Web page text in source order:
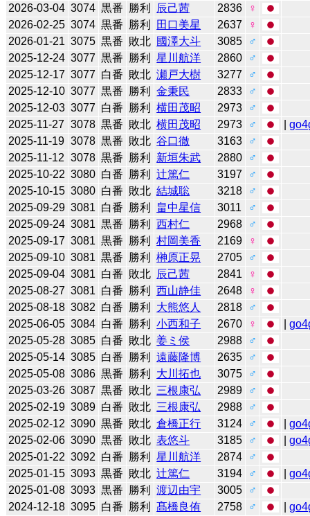
2026-03-04 3074 黒番 勝利 辰己茜 2836
♀
2026-02-25 3074 黒番 勝利 田口美星 2637
♀
2026-01-21 3075 黒番 敗北 國澤大斗 3085
♂
2025-12-24 3077 黒番 勝利 星川航洋 2860
♂
2025-12-17 3077 白番 敗北 瀬戸大樹 3277
♂
2025-12-10 3077 黒番 勝利 金秉民 2833
♂
2025-12-03 3077 白番 勝利 横田茂昭 2973
♂
2025-11-27 3078 黒番 敗北 横田茂昭 2973 ♂ |
2025-11-19 3078 黒番 敗北 谷口徹 3163
♂
2025-11-12 3078 黒番 勝利 新垣朱武 2880
♂
2025-10-22 3080 白番 勝利 辻󠄀篤仁 3197
♂
2025-10-15 3080 白番 敗北 結城聡 3218
♂
2025-09-29 3081 白番 勝利 畠中星信 3011
♂
2025-09-24 3081 黒番 勝利 西村仁 2968
♂
2025-09-17 3081 黒番 勝利 村岡美香 2169
♀
2025-09-10 3081 黒番 勝利 榊原正晃 2705
♂
2025-09-04 3081 白番 敗北 辰己茜 2841
♀
2025-08-27 3081 白番 勝利 西山静佳 2648
♀
2025-08-18 3082 白番 勝利 大熊悠人 2818
♂
2025-06-05 3084 白番 勝利 小西和子 2670 ♀ |
2025-05-28 3085 白番 敗北 姜ミ侯 2988
♂
2025-05-14 3085 白番 勝利 遠藤隆博 2635
♂
2025-05-08 3086 黒番 勝利 大川拓也 3075
♂
2025-03-26 3087 黒番 敗北 三根康弘 2989
♂
2025-02-19 3089 白番 敗北 三根康弘 2988
♂
2025-02-12 3090 黒番 敗北 倉橋正行 3124 ♂ |
2025-02-06 3090 黒番 敗北 表悠斗 3185 ♂ |
2025-01-22 3092 白番 勝利 星川航洋 2874
♂
2025-01-15 3093 黒番 敗北 辻󠄀篤仁 3194 ♂ |
2025-01-08 3093 黒番 勝利 渡辺由宇 3005
♂
2024-12-18 3095 白番 勝利 髙橋良侑 2758 ♂ |